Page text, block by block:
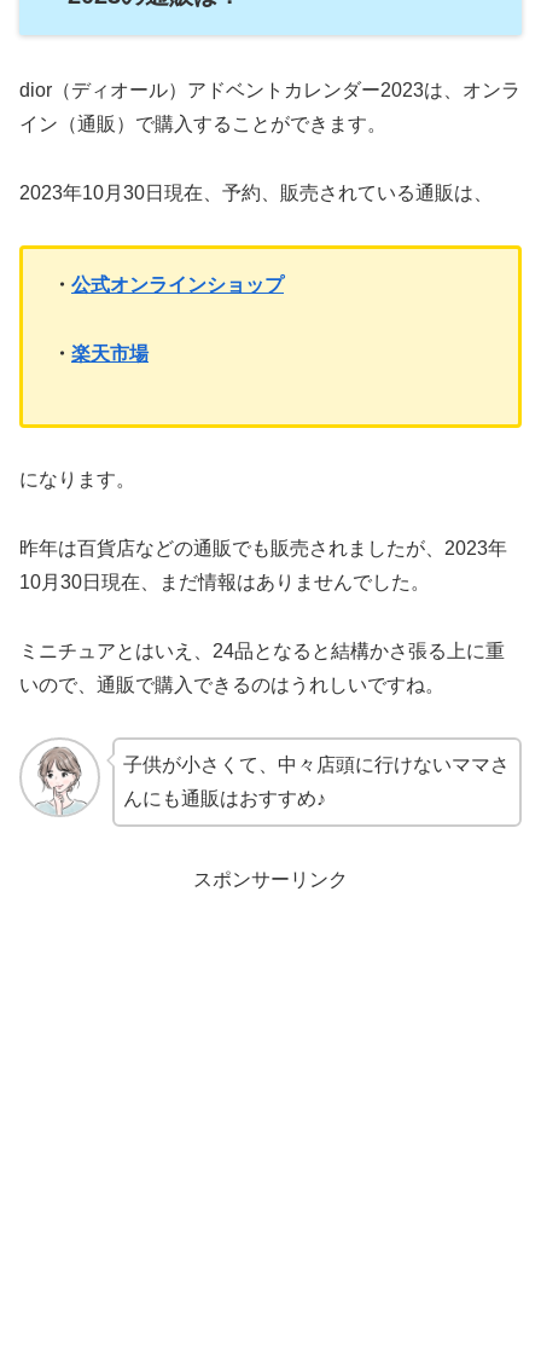
dior（ディオール）アドベントカレンダー2023は、オンラ
イン（通販）で購入することができます。
2023年10月30日現在、予約、販売されている通販は、
・ 公式オンラインショップ
・ 楽天市場
になります。
昨年は百貨店などの通販でも販売されましたが、2023年
10月30日現在、まだ情報はありませんでした。
ミニチュアとはいえ、24品となると結構かさ張る上に重
いので、通販で購入できるのはうれしいですね。
子供が小さくて、中々店頭に行けないママさ
んにも通販はおすすめ♪
スポンサーリンク